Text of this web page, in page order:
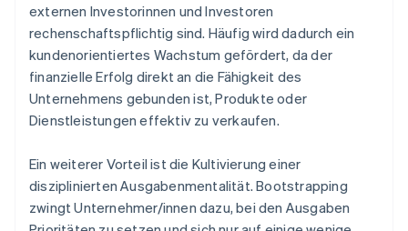
externen Investorinnen und Investoren
rechenschaftspflichtig sind. Häufig wird dadurch ein
kundenorientiertes Wachstum gefördert, da der
finanzielle Erfolg direkt an die Fähigkeit des
Unternehmens gebunden ist, Produkte oder
Dienstleistungen effektiv zu verkaufen.
Ein weiterer Vorteil ist die Kultivierung einer
disziplinierten Ausgabenmentalität. Bootstrapping
zwingt Unternehmer/innen dazu, bei den Ausgaben